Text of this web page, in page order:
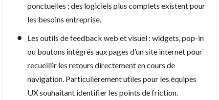
ponctuelles ; des logiciels plus complets existent pour
les besoins entreprise.
Les outils de feedback web et visuel : widgets, pop-in
ou boutons intégrés aux pages d’un site internet pour
recueillir les retours directement en cours de
navigation. Particulièrement utiles pour les équipes
UX souhaitant identifier les points de friction.